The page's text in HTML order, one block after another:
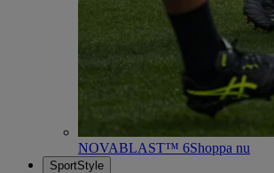
NOVABLAST™ 6Shoppa nu
SportStyle